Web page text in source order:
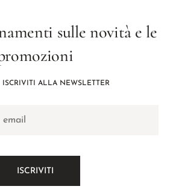
sulle novità e le
ISCRIVITI ALLA NEWSLETTER